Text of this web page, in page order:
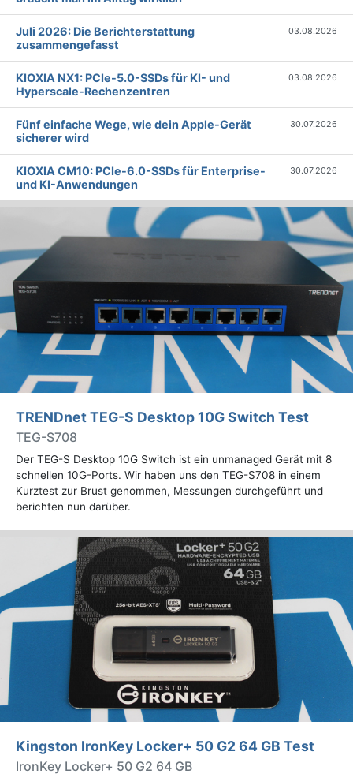
Juli 2026: Die Bericht­erstattung
zusammengefasst
03.08.2026
KIOXIA NX1: PCIe-5.0-SSDs für KI- und
Hyperscale-Rechenzentren
03.08.2026
Fünf einfache Wege, wie dein Apple-Gerät
sicherer wird
30.07.2026
KIOXIA CM10: PCIe-6.0-SSDs für Enterprise-
und KI-Anwendungen
30.07.2026
TRENDnet TEG-S Desktop 10G Switch Test
TEG-S708
Der TEG-S Desktop 10G Switch ist ein unmanaged Gerät mit 8
schnellen 10G-Ports. Wir haben uns den TEG-S708 in einem
Kurztest zur Brust genommen, Messungen durchgeführt und
berichten nun darüber.
Kingston IronKey Locker+ 50 G2 64 GB Test
IronKey Locker+ 50 G2 64 GB